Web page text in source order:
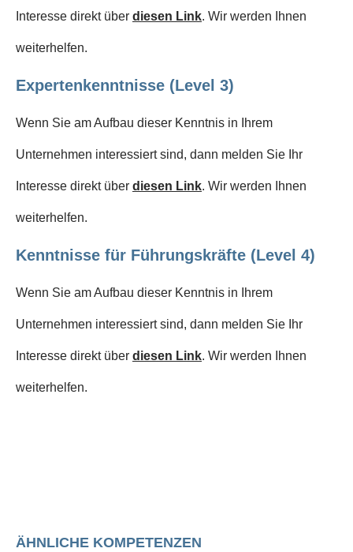
Interesse direkt über diesen Link. Wir werden Ihnen
weiterhelfen.
Expertenkenntnisse (Level 3)
Wenn Sie am Aufbau dieser Kenntnis in Ihrem
Unternehmen interessiert sind, dann melden Sie Ihr
Interesse direkt über diesen Link. Wir werden Ihnen
weiterhelfen.
Kenntnisse für Führungskräfte (Level 4)
Wenn Sie am Aufbau dieser Kenntnis in Ihrem
Unternehmen interessiert sind, dann melden Sie Ihr
Interesse direkt über diesen Link. Wir werden Ihnen
weiterhelfen.
ÄHNLICHE KOMPETENZEN